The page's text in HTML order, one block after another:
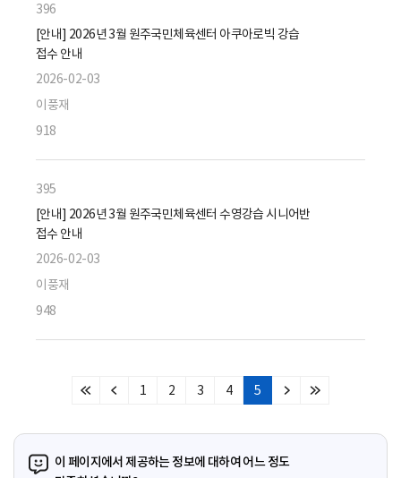
396
[안내] 2026년 3월 원주국민체육센터 아쿠아로빅 강습
접수 안내
2026-02-03
이풍재
918
395
[안내] 2026년 3월 원주국민체육센터 수영강습 시니어반
접수 안내
2026-02-03
이풍재
948
처
페
이
이
페
이
1 2 3 4 5
다
페
이
마
막
이 페이지에서 제공하는 정보에 대하여 어느 정도